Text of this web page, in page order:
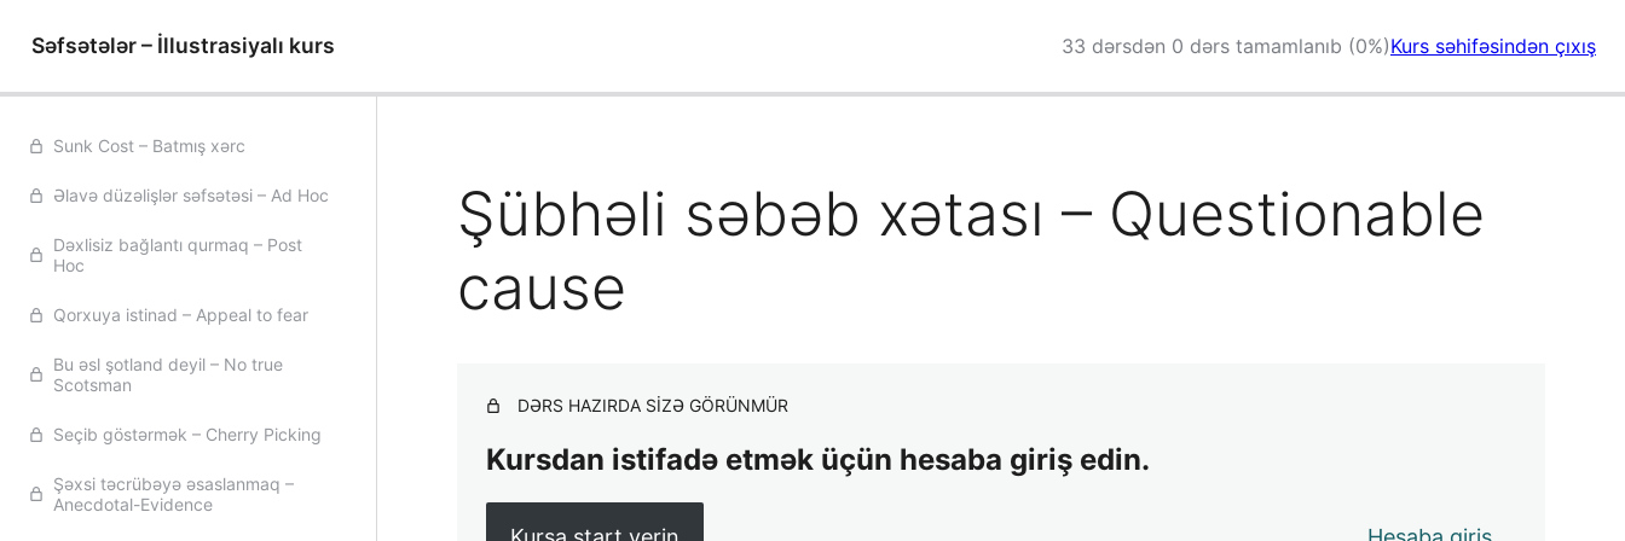
Səfsətələr – İllustrasiyalı kurs 33 dərsdən 0 dərs tamamlanıb (0%)Kurs səhifəsindən çıxış
Sunk Cost – Batmış xərc
Əlavə düzəlişlər səfsətəsi – Ad Hoc
Dəxlisiz bağlantı qurmaq – Post
Hoc
Qorxuya istinad – Appeal to fear
Bu əsl şotland deyil – No true
Scotsman
Seçib göstərmək – Cherry Picking
Şəxsi təcrübəyə əsaslanmaq –
Anecdotal-Evidence
Şübhəli səbəb xətası – Questionable
cause
DƏRS HAZIRDA SIZƏ GÖRÜNMÜR
Kursdan istifadə etmək üçün hesaba giriş edin.